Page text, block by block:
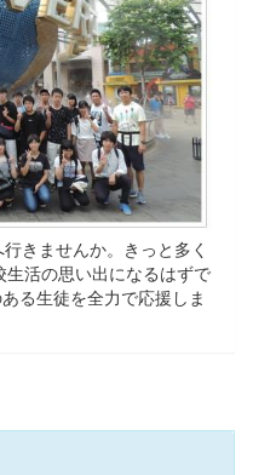
きませんか。きっと多く
活の思い出になるはずで
る生徒を全力で応援しま